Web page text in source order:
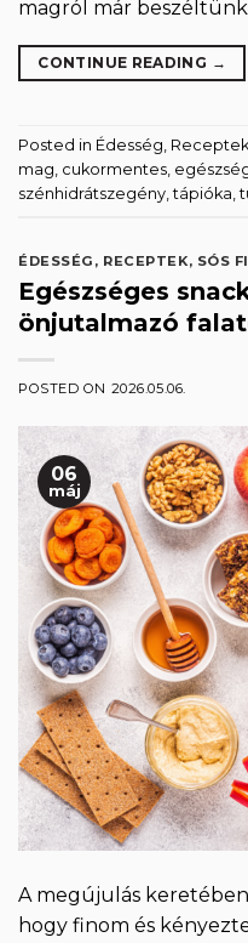
magról már beszéltünk
CONTINUE READING →
Posted in Édesség, Receptek
mag, cukormentes,
szénhidrátszegény,tápióka,
ÉDESSÉG , RECEPTEK, SÓS
Egészséges
önjutalmazó
POSTED ON 2026.05.06.
06
máj
A megújulás
hogy finom és